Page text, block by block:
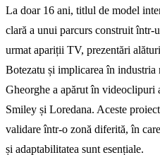
La doar 16 ani, titlul de model
clară a unui parcurs construit
urmat apariții TV, prezentări
Botezatu și implicarea în industria
Gheorghe a apărut în videoclipuri
Smiley și Loredana. Aceste
validare într-o zonă diferită, în
și adaptabilitatea sunt esențiale.